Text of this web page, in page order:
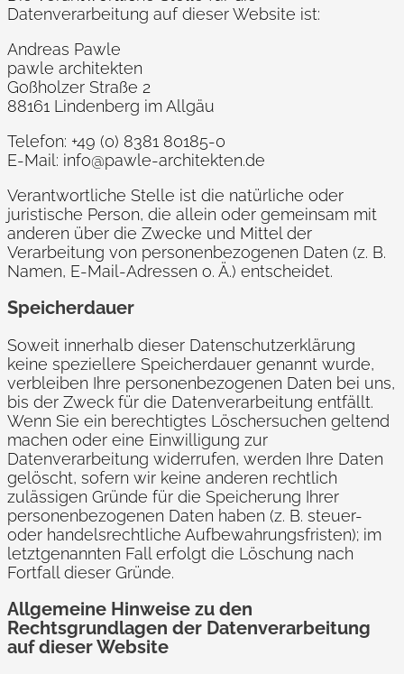
Datenverarbeitung auf dieser Website ist:
Andreas Pawle
pawle architekten
Goßholzer Straße 2
88161 Lindenberg im Allgäu
Telefon: +49 (0) 8381 80185-0
E-Mail: info@pawle-architekten.de
Verantwortliche Stelle ist die natürliche oder
juristische Person, die allein oder gemeinsam mit
anderen über die Zwecke und Mittel der
Verarbeitung von personenbezogenen Daten (z. B.
Namen, E-Mail-Adressen o. Ä.) entscheidet.
Speicherdauer
Soweit innerhalb dieser Datenschutzerklärung
keine speziellere Speicherdauer genannt wurde,
verbleiben Ihre personenbezogenen Daten bei uns,
bis der Zweck für die Datenverarbeitung entfällt.
Wenn Sie ein berechtigtes Löschersuchen geltend
machen oder eine Einwilligung zur
Datenverarbeitung widerrufen, werden Ihre Daten
gelöscht, sofern wir keine anderen rechtlich
zulässigen Gründe für die Speicherung Ihrer
personenbezogenen Daten haben (z. B. steuer-
oder handelsrechtliche Aufbewahrungsfristen); im
letztgenannten Fall erfolgt die Löschung nach
Fortfall dieser Gründe.
Allgemeine Hinweise zu den
Rechtsgrundlagen der Datenverarbeitung
auf dieser Website